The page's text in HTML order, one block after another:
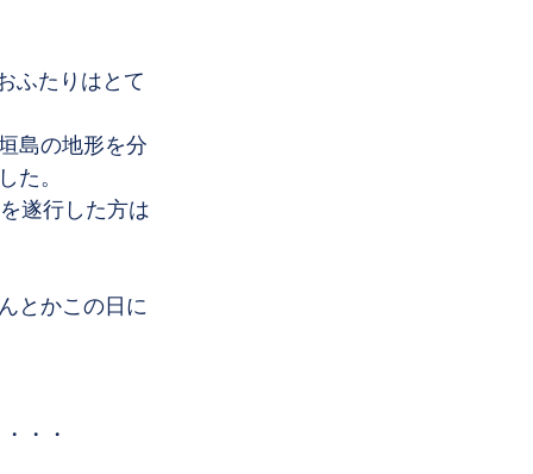
ふたりはとて
島の地形を分
た。
遂行した方は
とかこの日に
・・